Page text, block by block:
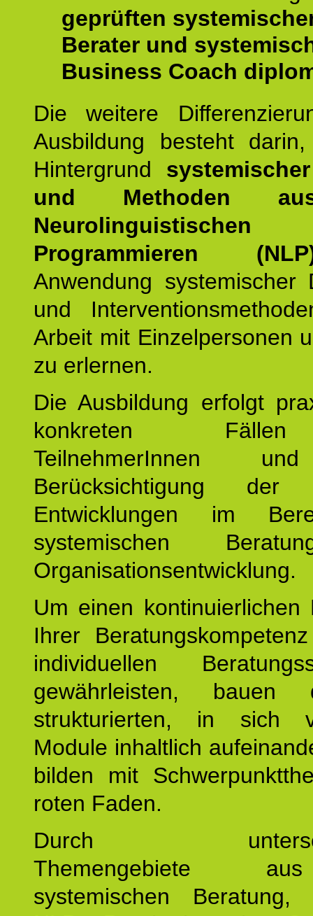
geprüften
Berater und
Business Coach
Die weitere
Ausbildung besteht
Hintergrund
und Methoden
Neurolinguistischen
Programmieren
Anwendung systemischer
und
Arbeit mit Einzelpersonen
zu erlernen.
Die Ausbildung erfolgt
konkreten
TeilnehmerInnen
Berücksichtigung der
Entwicklungen im
systemischen
Organisationsentwicklung.
Um einen kontinuierlichen
Ihrer
individuellen
gewährleisten,
strukturierten, in sich
Module inhaltlich
bilden mit
roten Faden.
Durch
Themengebiete
systemischen Beratung,